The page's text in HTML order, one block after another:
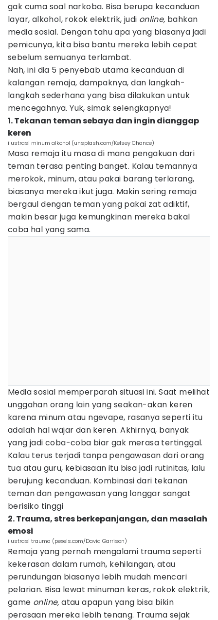
gak cuma soal narkoba. Bisa berupa kecanduan
layar, alkohol, rokok elektrik, judi online, bahkan
media sosial. Dengan tahu apa yang biasanya jadi
pemicunya, kita bisa bantu mereka lebih cepat
sebelum semuanya terlambat.
Nah, ini dia 5 penyebab utama kecanduan di
kalangan remaja, dampaknya, dan langkah-
langkah sederhana yang bisa dilakukan untuk
mencegahnya. Yuk, simak selengkapnya!
1. Tekanan teman sebaya dan ingin dianggap
keren
ilustrasi minum alkohol (unsplash.com/Kelsey Chance)
Masa remaja itu masa di mana pengakuan dari
teman terasa penting banget. Kalau temannya
merokok, minum, atau pakai barang terlarang,
biasanya mereka ikut juga. Makin sering remaja
bergaul dengan teman yang pakai zat adiktif,
makin besar juga kemungkinan mereka bakal
coba hal yang sama.
Media sosial memperparah situasi ini. Saat melihat
unggahan orang lain yang seakan-akan keren
karena minum atau ngevape, rasanya seperti itu
adalah hal wajar dan keren. Akhirnya, banyak
yang jadi coba-coba biar gak merasa tertinggal.
Kalau terus terjadi tanpa pengawasan dari orang
tua atau guru, kebiasaan itu bisa jadi rutinitas, lalu
berujung kecanduan. Kombinasi dari tekanan
teman dan pengawasan yang longgar sangat
berisiko tinggi
2. Trauma, stres berkepanjangan, dan masalah
emosi
ilustrasi trauma (pexels.com/David Garrison)
Remaja yang pernah mengalami trauma seperti
kekerasan dalam rumah, kehilangan, atau
perundungan biasanya lebih mudah mencari
pelarian. Bisa lewat minuman keras, rokok elektrik,
game online, atau apapun yang bisa bikin
perasaan mereka lebih tenang. Trauma sejak